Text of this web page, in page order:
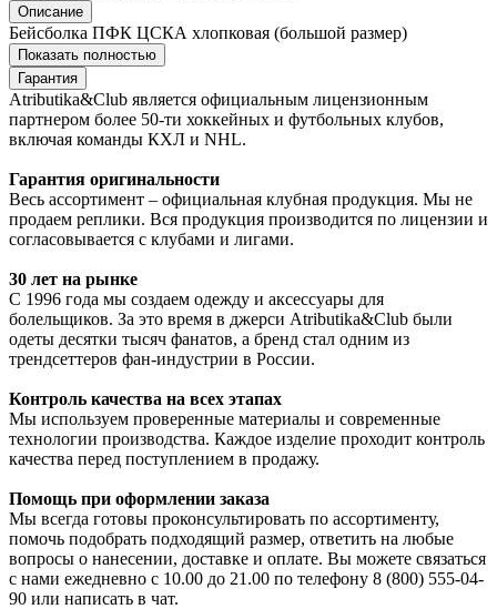
Описание
Бейсболка ПФК ЦСКА хлопковая (большой размер)
Показать полностью
Гарантия
Atributika&Club является официальным лицензионным
партнером более 50-ти хоккейных и футбольных клубов,
включая команды КХЛ и NHL.
Гарантия оригинальности
Весь ассортимент – официальная клубная продукция. Мы не
продаем реплики. Вся продукция производится по лицензии и
согласовывается с клубами и лигами.
30 лет на рынке
С 1996 года мы создаем одежду и аксессуары для
болельщиков. За это время в джерси Atributika&Club были
одеты десятки тысяч фанатов, а бренд стал одним из
трендсеттеров фан-индустрии в России.
Контроль качества на всех этапах
Мы используем проверенные материалы и современные
технологии производства. Каждое изделие проходит контроль
качества перед поступлением в продажу.
Помощь при оформлении заказа
Мы всегда готовы проконсультировать по ассортименту,
помочь подобрать подходящий размер, ответить на любые
вопросы о нанесении, доставке и оплате. Вы можете связаться
с нами ежедневно с 10.00 до 21.00 по телефону 8 (800) 555-04-
90 или написать в чат.